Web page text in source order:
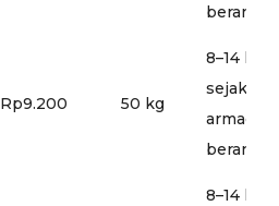
Rp9.200 50 kg
8–14 hari
sejak
armada
8–14 hari